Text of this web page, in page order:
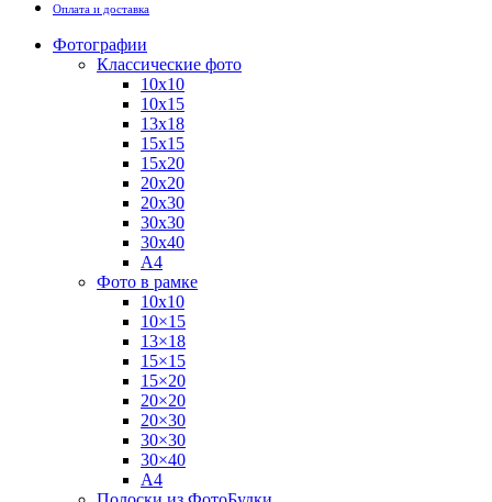
Оплата и доставка
Фотографии
Классические фото
10х10
10х15
13х18
15х15
15х20
20х20
20х30
30х30
30х40
А4
Фото в рамке
10х10
10×15
13×18
15×15
15×20
20×20
20×30
30×30
30×40
A4